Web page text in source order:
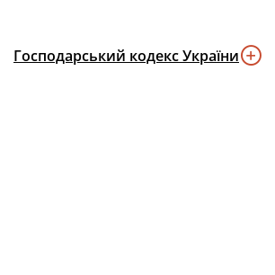
Господарський кодекс України